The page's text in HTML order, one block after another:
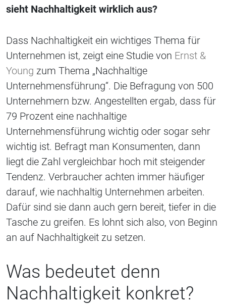
sieht Nachhaltigkeit wirklich aus?
Dass Nachhaltigkeit ein wichtiges Thema für
Unternehmen ist, zeigt eine Studie von Ernst &
Young zum Thema „Nachhaltige
Unternehmensführung“. Die Befragung von 500
Unternehmern bzw. Angestellten ergab, dass für
79 Prozent eine nachhaltige
Unternehmensführung wichtig oder sogar sehr
wichtig ist. Befragt man Konsumenten, dann
liegt die Zahl vergleichbar hoch mit steigender
Tendenz. Verbraucher achten immer häufiger
darauf, wie nachhaltig Unternehmen arbeiten.
Dafür sind sie dann auch gern bereit, tiefer in die
Tasche zu greifen. Es lohnt sich also, von Beginn
an auf Nachhaltigkeit zu setzen.
Was bedeutet denn
Nachhaltigkeit konkret?